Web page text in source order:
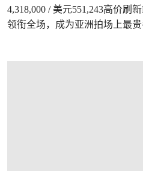
4,318,000 / 美元551,243高价刷
领衔全场，成为亚洲拍场上最贵